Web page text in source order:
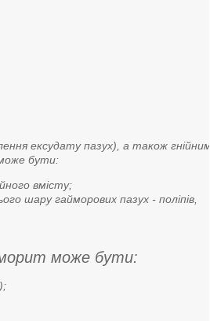
ексудату пазух), а також гнійним
може бути:
вмісту;
шару гайморових пазух - поліпів,
може бути: